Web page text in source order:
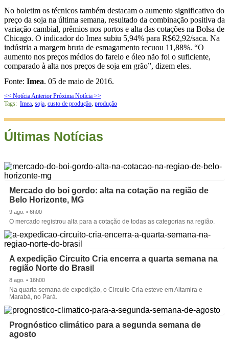
No boletim os técnicos também destacam o aumento significativo do
preço da soja na última semana, resultado da combinação positiva da
variação cambial, prêmios nos portos e alta das cotações na Bolsa de
Chicago. O indicador do Imea subiu 5,94% para R$62,92/saca. Na
indústria a margem bruta de esmagamento recuou 11,88%. “O
aumento nos preços médios do farelo e óleo não foi o suficiente,
comparado à alta nos preços de soja em grão”, dizem eles.
Fonte: Imea. 05 de maio de 2016.
<< Notícia Anterior Próxima Notícia >>
Tags: Imea, soja, custo de produção, produção
Últimas Notícias
Mercado do boi gordo: alta na cotação na região de
Belo Horizonte, MG
9 ago. • 6h00
O mercado registrou alta para a cotação de todas as categorias na região.
A expedição Circuito Cria encerra a quarta semana na
região Norte do Brasil
8 ago. • 16h00
Na quarta semana de expedição, o Circuito Cria esteve em Altamira e
Marabá, no Pará.
Prognóstico climático para a segunda semana de
agosto